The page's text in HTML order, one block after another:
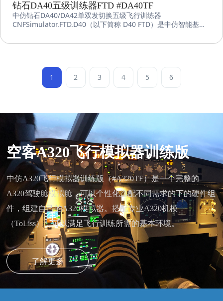
钻石DA40五级训练器FTD #DA40TF
中仿钻石DA40/DA42单双发切换五级飞行训练器
CNFSimulator.FTD.D40（以下简称 D40 FTD）是中仿智能基于
能先进的飞行控制软件、图形图像系统和机电集成系统，符合
1 2 3 4 5 6
空客A320飞行模拟器训练版
中仿A320飞行模拟器训练版（#A320TF）是一个完整的
A320驾驶舱模拟舱，可以个性化选配不同需求的下的硬件组
件，组建自己的A320模拟器。搭配专业A320机模
（ToLiss），可以满足飞行训练所需的基本环境。
了解更多